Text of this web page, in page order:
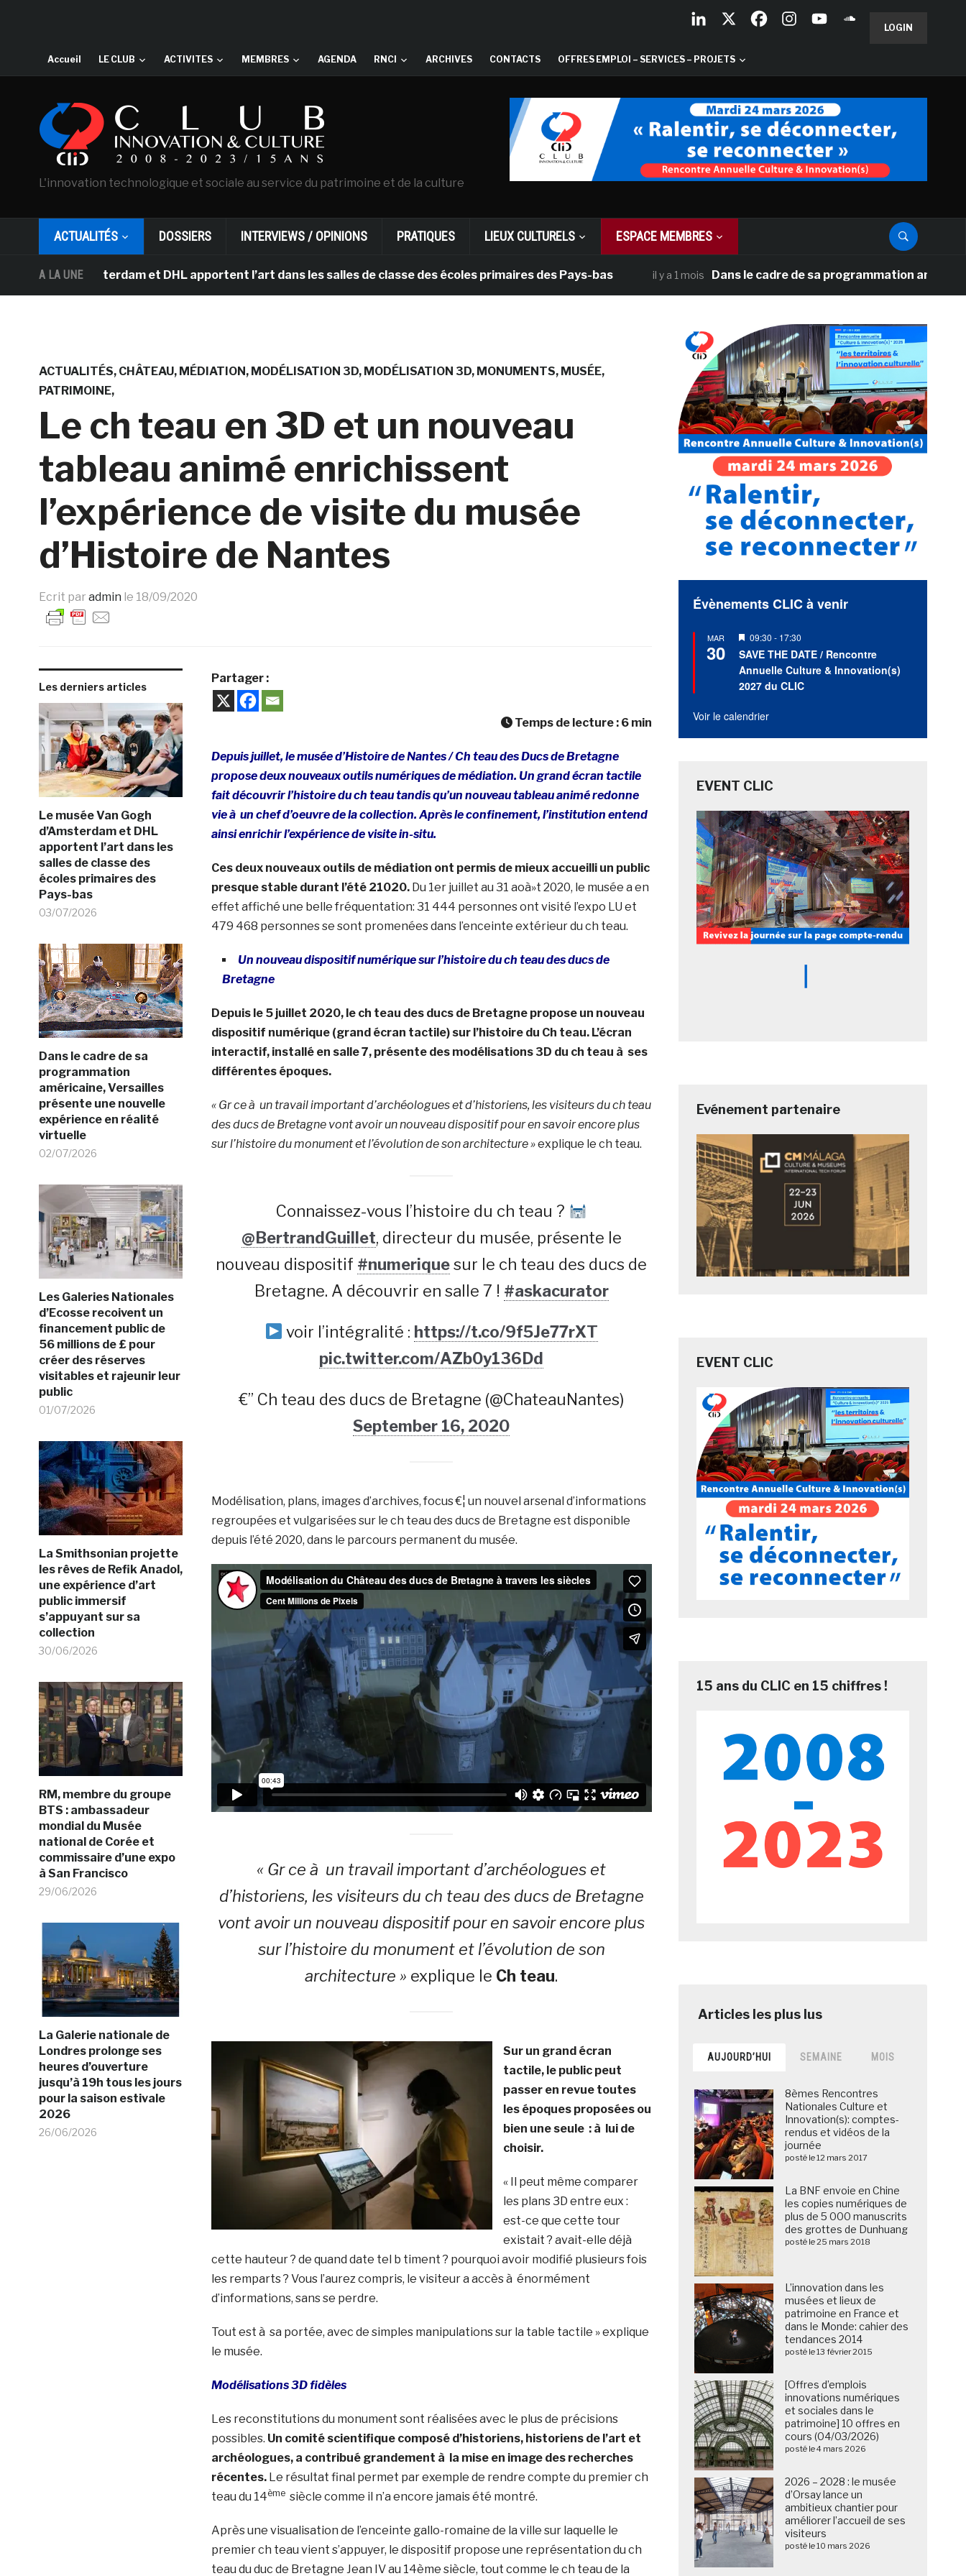
LOGIN
Accueil LE CLUB ACTIVITES MEMBRES AGENDA RNCI ARCHIVES CONTACTS OFFRES EMPLOI – SERVICES – PROJETS
L'innovation technologique et sociale au service du patrimoine et de la culture
ACTUALITÉS DOSSIERS INTERVIEWS / OPINIONS PRATIQUES LIEUX CULTURELS ESPACE MEMBRES
A LA UNE
d’Amsterdam et DHL apportent l’art dans les salles de classe des écoles primaires des Pays-bas il y a 1 mois Dans le cadre de sa programmation américaine,
ACTUALITÉS CHÂTEAU MÉDIATION MODÉLISATION 3D MODÉLISATION 3D MONUMENTS MUSÉE
PATRIMOINE
Le ch teau en 3D et un nouveau
tableau animé enrichissent
l’expérience de visite du musée
d’Histoire de Nantes
Ecrit par admin le 18/09/2020
Les derniers articles
Le musée Van Gogh
d’Amsterdam et DHL
apportent l’art dans les
salles de classe des
écoles primaires des
Pays-bas
03/07/2026
Dans le cadre de sa
programmation
américaine, Versailles
présente une nouvelle
expérience en réalité
virtuelle
02/07/2026
Les Galeries Nationales
d’Ecosse recoivent un
financement public de
56 millions de £ pour
créer des réserves
visitables et rajeunir leur
public
01/07/2026
La Smithsonian projette
les rêves de Refik Anadol,
une expérience d’art
public immersif
s’appuyant sur sa
collection
30/06/2026
RM, membre du groupe
BTS : ambassadeur
mondial du Musée
national de Corée et
commissaire d’une expo
à San Francisco
29/06/2026
La Galerie nationale de
Londres prolonge ses
heures d’ouverture
jusqu’à 19h tous les jours
pour la saison estivale
2026
26/06/2026
Partager :
Temps de lecture : 6 min
Depuis juillet, le musée d’Histoire de Nantes / Ch teau des Ducs de Bretagne
propose deux nouveaux outils numériques de médiation. Un grand écran tactile
fait découvrir l’histoire du ch teau tandis qu’un nouveau tableau animé redonne
vie à un chef d’oeuvre de la collection. Après le confinement, l’institution entend
ainsi enrichir l’expérience de visite in-situ.
Ces deux nouveaux outils de médiation ont permis de mieux accueilli un public
presque stable durant l’été 21020.Du 1er juillet au 31 aoà»t 2020, le musée a en
effet affiché une belle fréquentation: 31 444 personnes ont visité l’expo LU et
479 468 personnes se sont promenées dans l’enceinte extérieur du ch teau.
Un nouveau dispositifnumériquesur l’histoire du ch teau des ducs de
Bretagne
Depuis le 5 juillet 2020, le ch teau des ducs de Bretagne propose un nouveau
dispositif numérique (grand écran tactile) sur l’histoire du Ch teau. L’écran
interactif, installé en salle 7, présente des modélisations 3D du ch teau à ses
différentes époques.
« Gr ce à un travail important d’archéologues et d’historiens, les visiteurs du ch teau
des ducs de Bretagne vont avoir un nouveau dispositif pour en savoir encore plus
sur l’histoire du monument et l’évolution de son architecture »explique le ch teau.
Connaissez-vous l’histoire du ch teau ?
@BertrandGuillet, directeur du musée, présente le
nouveau dispositif #numeriquesur le ch teau des ducs de
Bretagne. A découvrir en salle 7 ! #askacurator
voir l’intégralité : https://t.co/9f5Je77rXT
pic.twitter.com/AZb0y136Dd
€” Ch teau des ducs de Bretagne (@ChateauNantes)
September 16, 2020
Modélisation, plans, images d’archives, focus €¦ un nouvel arsenal d’informations
regroupées et vulgarisées sur le ch teau des ducs de Bretagne est disponible
depuis l’été 2020, dans le parcours permanent du musée.
« Gr ce à un travail important d’archéologues et
d’historiens, les visiteurs du ch teau des ducs de Bretagne
vont avoir un nouveau dispositif pour en savoir encore plus
sur l’histoire du monument et l’évolution de son
architecture » explique le Ch teau.
Sur un grand écran
tactile, le public peut
passer en revue toutes
les époques proposées ou
bien une seule : à lui de
choisir.
« Il peut même comparer
les plans 3D entre eux :
est-ce que cette tour
existait ? avait-elle déjà
cette hauteur ? de quand date tel b timent ? pourquoi avoir modifié plusieurs fois
les remparts ? Vous l’aurez compris, le visiteur a accès à énormément
d’informations, sans se perdre.
Tout est à sa portée, avec de simples manipulations sur la table tactile » explique
le musée.
Modélisations 3D fidèles
Les reconstitutions du monument sont réalisées avec le plus de précisions
possibles. Un comité scientifique composé d’historiens, historiens de l’art et
archéologues, a contribué grandement à la mise en image des recherches
récentes.Le résultat final permet par exemple de rendre compte du premier ch
teau du 14èmesiècle comme il n’a encore jamais été montré.
Après une visualisation de l’enceinte gallo-romaine de la ville sur laquelle le
premier ch teau vient s’appuyer, le dispositif propose une représentation du ch
teau du duc de Bretagne Jean IV au 14ème siècle, tout comme le ch teau de la
Évènements CLIC à venir
MAR
30
Mis
en
avant
09:30 - 17:30
SAVE THE DATE / Rencontre
Annuelle Culture & Innovation(s)
2027 du CLIC
Voir le calendrier
EVENT CLIC
Evénement partenaire
EVENT CLIC
15 ans du CLIC en 15 chiffres !
AUJOURD’HUI SEMAINE MOIS
8èmes Rencontres
Nationales Culture et
Innovation(s): comptes-
rendus et vidéos de la
journée
posté le 12 mars 2017
La BNF envoie en Chine
les copies numériques de
plus de 5 000 manuscrits
des grottes de Dunhuang
posté le 25 mars 2018
L’innovation dans les
musées et lieux de
patrimoine en France et
dans le Monde: cahier des
tendances 2014
posté le 13 février 2015
[Offres d’emplois
innovations numériques
et sociales dans le
patrimoine] 10 offres en
cours (04/03/2026)
posté le 4 mars 2026
2026 – 2028 : le musée
d’Orsay lance un
ambitieux chantier pour
améliorer l’accueil de ses
visiteurs
posté le 10 mars 2026